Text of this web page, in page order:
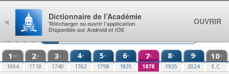
Aller au contenu
1 re
1694
2e
1718
3e
1740
4e
1762
5e
1798
6e
1835
7e
1878
8e
1935
9e
2024
10e
E.C.
×
Dictionnaire de l’Académie
Télécharger ou ouvrir l’application
Disponible sur Android et iOS
OUVRIR